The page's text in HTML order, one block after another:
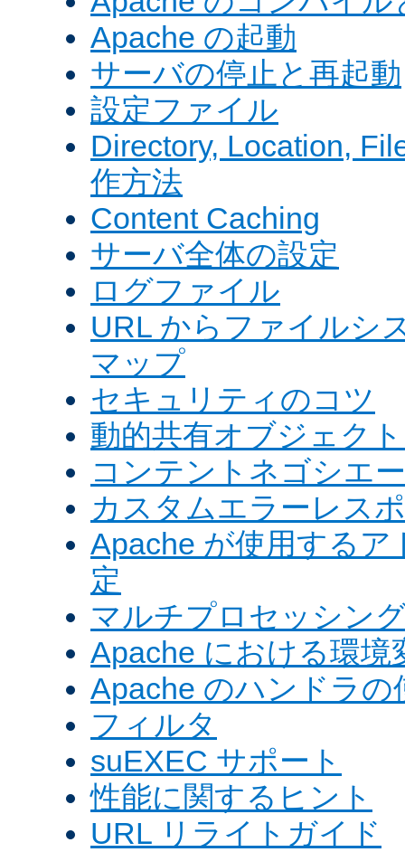
Apache の起動
サーバの停止と再起動
設定ファイル
Directory, Location,
作方法
Content Caching
サーバ全体の設定
ログファイル
URL からファイルシ
マップ
セキュリティのコツ
動的共有オブジェク
コンテントネゴシエ
カスタムエラーレス
Apache が使用する
定
マルチプロセッシン
Apache における環境
Apache のハンドラの
フィルタ
suEXEC サポート
性能に関するヒント
URL リライトガイド